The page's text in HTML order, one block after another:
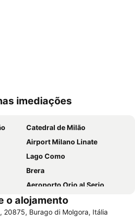
imediações
Catedral de Milão
Airport Milano Linate
Lago Como
Brera
Aeroporto Orio al Serio
Cidade Alta de Bérgamo
San Siro
o alojamento
20875, Burago di Molgora, Itália